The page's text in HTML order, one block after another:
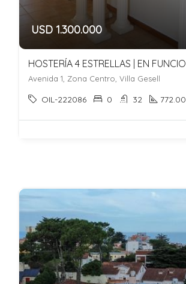
USD 1.300.000
Avenida 1, Zona Centro, Villa Gesell
OIL-222086 0 32 772.00